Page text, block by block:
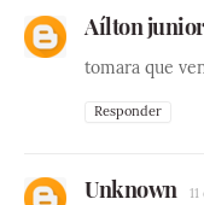
Aílton junior
tomara que
Responder
Unknown